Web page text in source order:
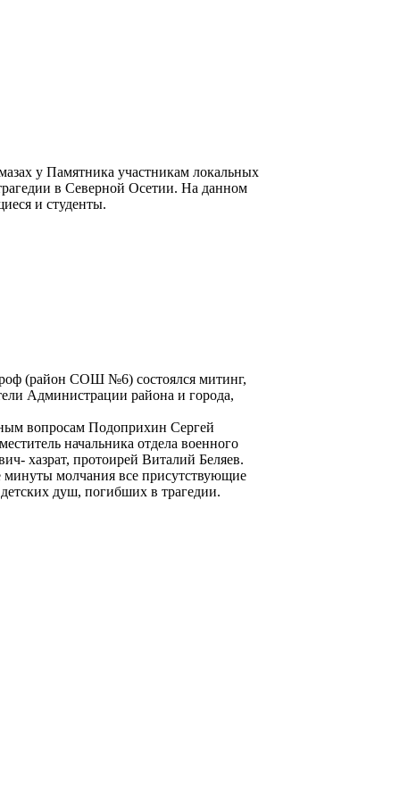
у Памятника участникам локальных
в Северной Осетии. На данном
и студенты.
(район СОШ №6) состоялся митинг,
Администрации района и города,
вопросам Подоприхин Сергей
начальника отдела военного
хазрат, протоирей Виталий Беляев.
молчания все присутствующие
душ, погибших в трагедии.